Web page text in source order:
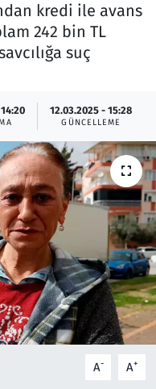
kredi ile avans
242 bin TL
suç
12.03.2025 - 15:28
GÜNCELLEME
A- A+